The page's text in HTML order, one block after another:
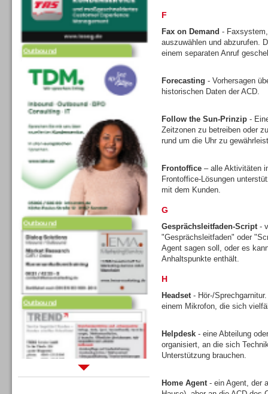
Outbound
Outbound
Outbound
Sprachdialogsysteme u. Ki/
F
Fax on Demand -
auszuwählen und abzurufen.
einem separaten Anruf
Forecasting - Vorhersagen
historischen Daten der ACD.
Follow the Sun-Prinzip -
Zeitzonen zu betreiben oder
rund um die Uhr zu
Frontoffice – alle Aktivitäten
Frontoffice-Lösungen
mit dem Kunden.
G
Gesprächsleitfaden-Script-
"Gesprächsleitfaden" oder
Agent sagen soll, oder es
Anhaltspunkte enthält.
H
Headset- Hör-/
einem Mikrofon, die sich
Helpdesk - eine Abteilung
organisiert, an die sich
Unterstützung brauchen.
Home Agent- ein Agent, der